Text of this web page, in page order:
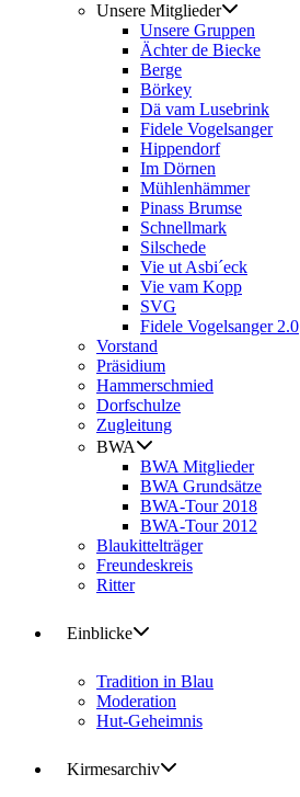
Unsere Mitglieder
Unsere Gruppen
Ächter de Biecke
Berge
Börkey
Dä vam Lusebrink
Fidele Vogelsanger
Hippendorf
Im Dörnen
Mühlenhämmer
Pinass Brumse
Schnellmark
Silschede
Vie ut Asbi´eck
Vie vam Kopp
SVG
Fidele Vogelsanger 2.0
Vorstand
Präsidium
Hammerschmied
Dorfschulze
Zugleitung
BWA
BWA Mitglieder
BWA Grundsätze
BWA-Tour 2018
BWA-Tour 2012
Blaukittelträger
Freundeskreis
Ritter
Einblicke
Tradition in Blau
Moderation
Hut-Geheimnis
Kirmesarchiv